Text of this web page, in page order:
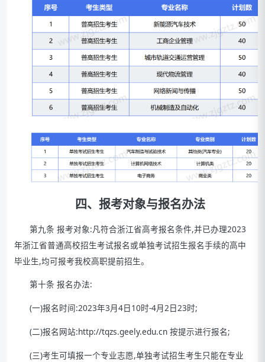
四、 报考对象与报名办法
第九条 报考对象:凡符合浙江省高考报名条件,并已办理2023
年浙江省普通高校招生考试报名或单独考试招生报名手续的高中
毕业生,均可报考我校高职提前招生。
第十条 报名办法:
(一)报名时间:2023年3月4日10时-4月2日23时;
(二)报名网站:http://tqzs.geely.edu.cn 按提示进行报名;
(三)考生可填报一个专业志愿,单独考试招生考生只能在专业